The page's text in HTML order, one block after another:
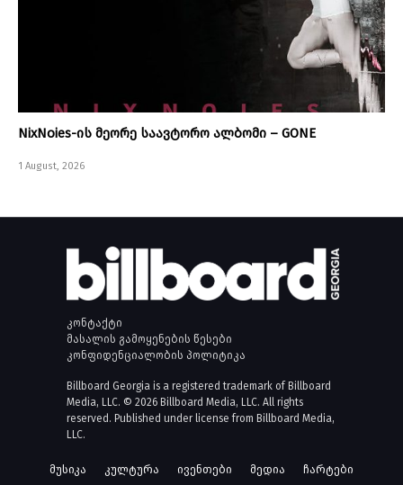
NixNoies-ის მეორე საავტორო ალბომი – GONE
1 August, 2026
კონტაქტი
მასალის გამოყენების წესები
კონფიდენციალობის პოლიტიკა
Billboard Georgia is a registered trademark of Billboard
Media, LLC. © 2026 Billboard Media, LLC. All rights
reserved. Published under license from Billboard Media,
LLC.
მუსიკა კულტურა ივენთები მედია ჩარტები